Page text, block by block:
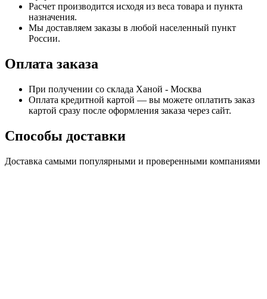
Расчет производится исходя из веса товара и пункта
назначения.
Мы доставляем заказы в любой населенный пункт
России.
Оплата заказа
При получении со склада Ханой - Москва
Оплата кредитной картой — вы можете оплатить заказ
картой сразу после оформления заказа через сайт.
Способы доставки
Доставка самыми популярными и проверенными компаниями